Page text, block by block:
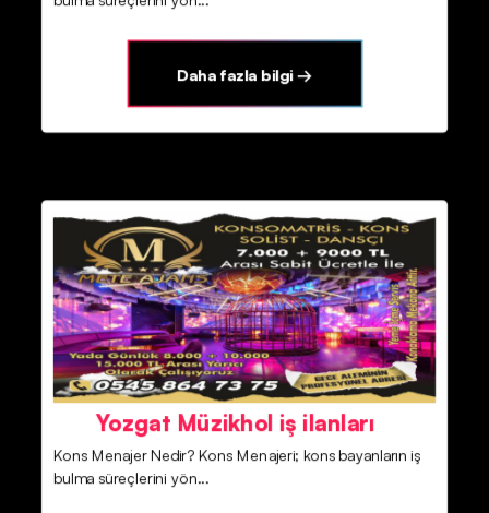
Daha fazla bilgi →
Yozgat Müzikhol iş ilanları
Kons Menajer Nedir? Kons Menajeri; kons bayanların iş
bulma süreçlerini yön...